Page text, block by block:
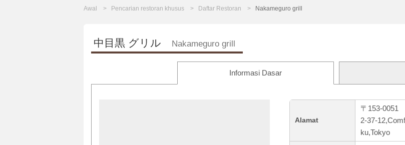
Awal Pencarian restoran khusus Daftar Restoran Nakameguro grill
中目黒 グリル Nakameguro grill
Informasi Dasar
Alamat
〒153-0051
2-37-
ku,Tokyo